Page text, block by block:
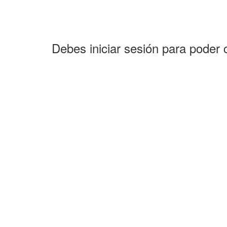
Debes iniciar sesión para poder